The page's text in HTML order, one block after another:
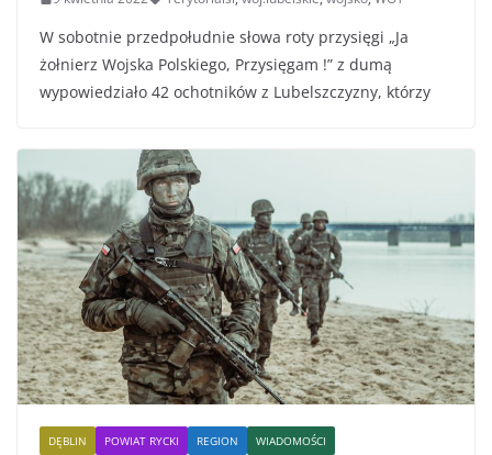
W sobotnie przedpołudnie słowa roty przysięgi „Ja
żołnierz Wojska Polskiego, Przysięgam !” z dumą
wypowiedziało 42 ochotników z Lubelszczyzny, którzy
DĘBLIN POWIAT RYCKI REGION WIADOMOŚCI